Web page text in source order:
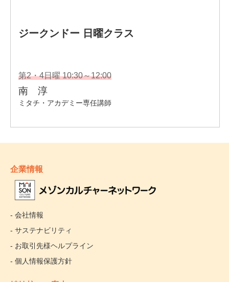
企業情報
- 会社情報
- サステナビリティ
- お取引先様ヘルプライン
- 個人情報保護方針